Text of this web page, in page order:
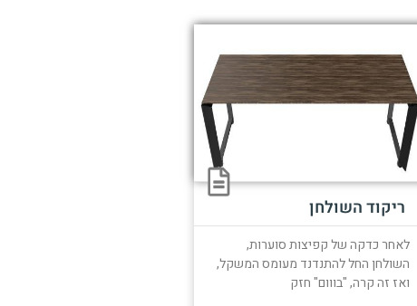
ריקוד השולחן
לאחר כדקה של קפיצות סוערות,
השולחן החל להתנדנד מעומס המשקל,
ואז זה קרה, "בווום" חזק